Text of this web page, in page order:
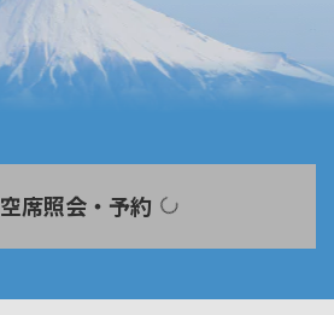
空席照会・予約